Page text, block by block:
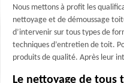
Nous mettons à profit les
nettoyage et de démoussage
d’intervenir sur tous types de
techniques d’entretien de toit.
produits de qualité. Après leur
Le nettoyage de tous